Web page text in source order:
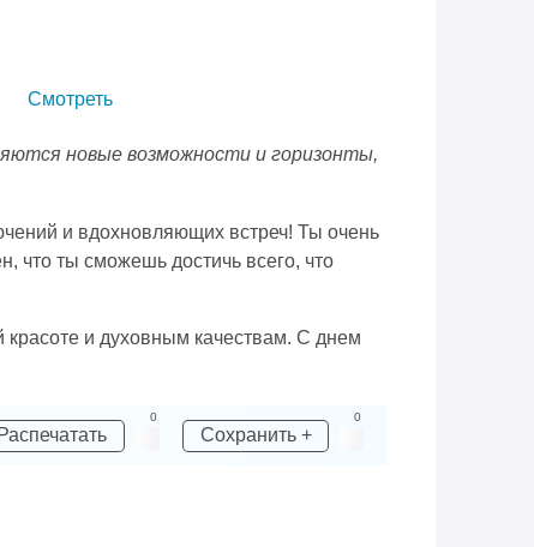
Смотреть
новые возможности и горизонты,
и вдохновляющих встреч! Ты очень
что ты сможешь достичь всего, что
красоте и духовным качествам. С днем
Распечатать
0
Сохранить +
0